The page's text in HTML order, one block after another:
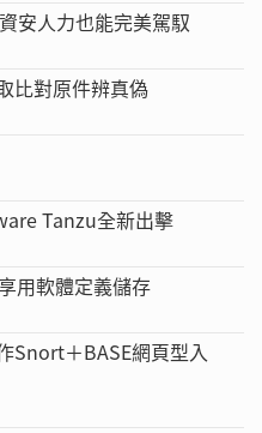
安人力也能完美駕馭
比對原件辨真偽
Tanzu全新出擊
用軟體定義儲存
＋BASE網頁型入